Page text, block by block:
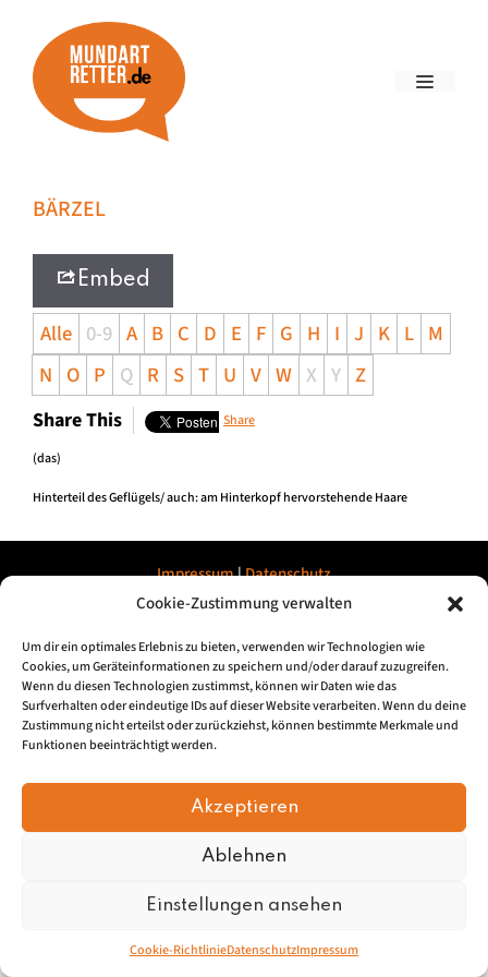
Cookie-Zustimmung verwalten
Um dir ein optimales Erlebnis zu bieten, verwenden wir Technologien wie
Cookies, um Geräteinformationen zu speichern und/oder darauf zuzugreifen.
Wenn du diesen Technologien zustimmst, können wir Daten wie das
Surfverhalten oder eindeutige IDs auf dieser Website verarbeiten. Wenn du deine
Zustimmung nicht erteilst oder zurückziehst, können bestimmte Merkmale und
Funktionen beeinträchtigt werden.
Akzeptieren
Ablehnen
Einstellungen ansehen
Cookie-RichtlinieDatenschutzImpressum
BÄRZEL
Embed
Alle 0-9 A B C D E F G H I J K L M
N O P Q R S T U V W X Y Z
Share This Share
(das)
Hinterteil des Geflügels/ auch: am Hinterkopf hervorstehende Haare
Impressum|Datenschutz